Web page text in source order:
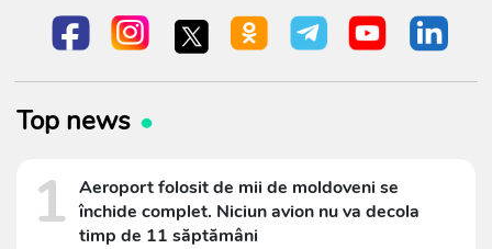
Top news
1 Aeroport folosit de mii de moldoveni se
închide complet. Niciun avion nu va decola
timp de 11 săptămâni